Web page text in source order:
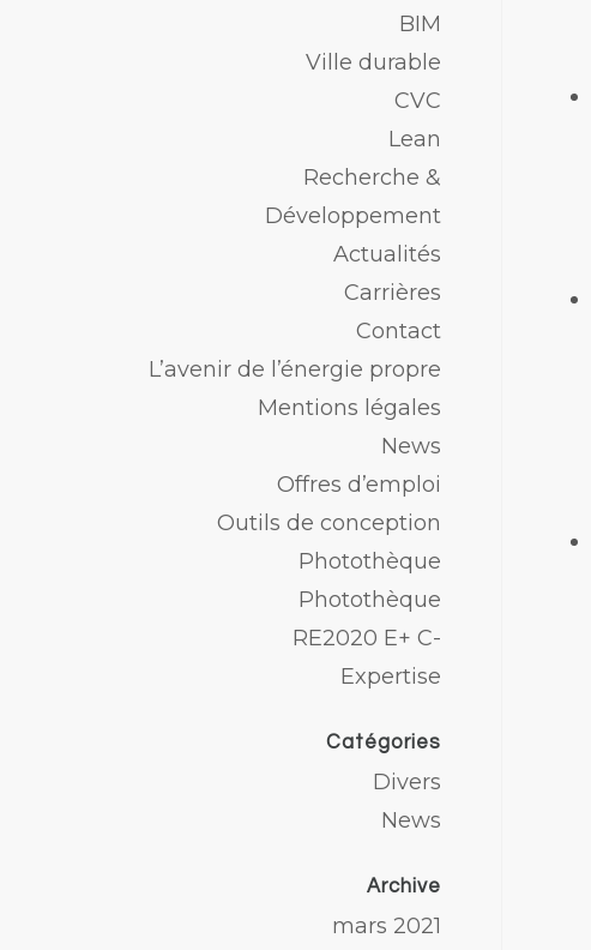
BIM
Ville durable
CVC
Lean
Recherche &
Développement
Actualités
Carrières
Contact
L’avenir de l’énergie propre
Mentions légales
News
Offres d’emploi
Outils de conception
Photothèque
Photothèque
RE2020 E+ C-
Expertise
Catégories
Divers
News
Archive
mars 2021